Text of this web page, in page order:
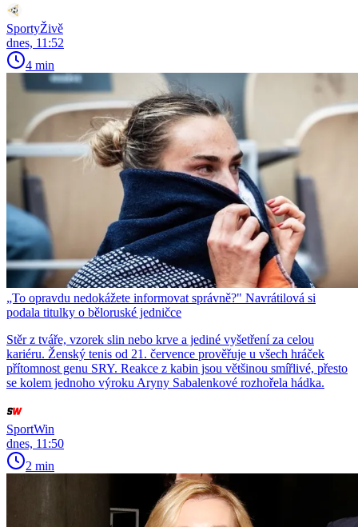
SportyŽivě
dnes, 11:52
4 min
„To opravdu nedokážete informovat správně?" Navrátilová si
podala titulky o běloruské jedničce
Stěr z tváře, vzorek slin nebo krve a jediné vyšetření za celou
kariéru. Ženský tenis od 21. července prověřuje u všech hráček
přítomnost genu SRY. Reakce z kabin jsou většinou smířlivé, přesto
se kolem jednoho výroku Aryny Sabalenkové rozhořela hádka.
SportWin
dnes, 11:50
2 min